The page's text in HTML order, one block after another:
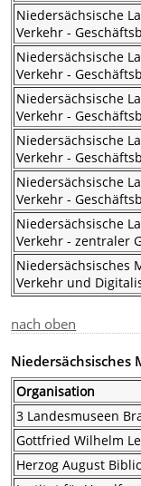
Niedersächsische
Verkehr -
Niedersächsische
Verkehr -
Niedersächsische
Verkehr -
Niedersächsische
Verkehr -
Niedersächsische
Verkehr -
Niedersächsische
Verkehr - zentraler
Niedersächsisches
Verkehr und
nach oben
Organisation
3 Landesmuseen
Gottfried Wilhelm
Herzog August